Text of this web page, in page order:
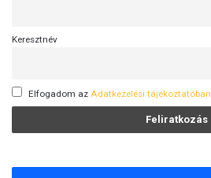
Keresztnév
Elfogadom az Adatkezelési tájékoztatóban